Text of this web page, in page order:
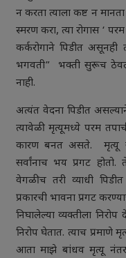
न करता त्याला कष्ट न
स्मरण करा, त्या रोगास ‘
कर्करोगाने पिडीत असूनही
भगवती” भक्ती सुरूच
नाही.
अत्यंत वेदना पिडीत
त्यावेळी मृत्यूमध्ये परम
कारण बनत असते. मृत्यू
सर्वांनाच भय प्रगट होतो.
वेगळीच तरी व्याधी
प्रकारची भावना प्रगट
निघालेल्या व्यक्तीला
निरोप घेतात. त्याच प्रमाणे
आता माझे बांधव मृत्यू